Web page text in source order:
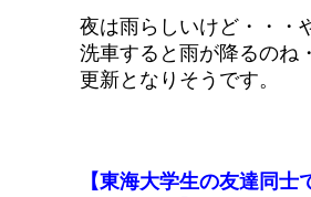
夜は雨らしいけど・・・
洗車すると雨が降るのね
更新となりそうです。
【東海大学生の友達同士